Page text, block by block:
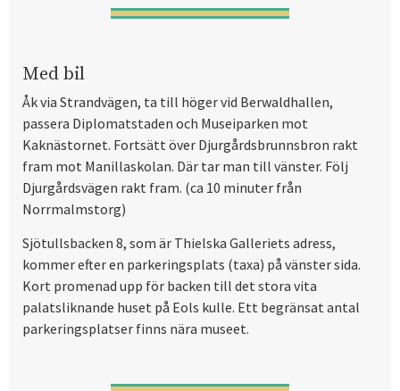
Med bil
Åk via Strandvägen, ta till höger vid Berwaldhallen,
passera Diplomatstaden och Museiparken mot
Kaknästornet. Fortsätt över Djurgårdsbrunnsbron rakt
fram mot Manillaskolan. Där tar man till vänster. Följ
Djurgårdsvägen rakt fram. (ca 10 minuter från
Norrmalmstorg)
Sjötullsbacken 8, som är Thielska Galleriets adress,
kommer efter en parkeringsplats (taxa) på vänster sida.
Kort promenad upp för backen till det stora vita
palatsliknande huset på Eols kulle. Ett begränsat antal
parkeringsplatser finns nära museet.